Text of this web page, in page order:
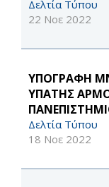
Δελτία Τύπου
22 Νοε 2022
ΥΠΟΓΡΑΦΗ
ΥΠΑΤΗΣ
Δελτία Τύπου
18 Νοε 2022